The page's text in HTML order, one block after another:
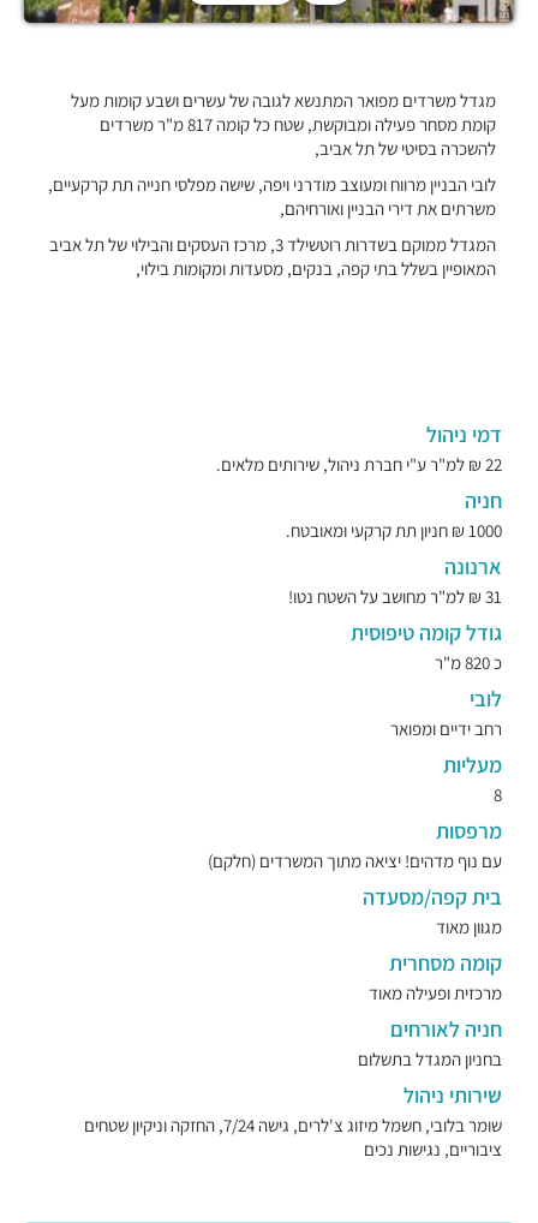
מגדל משרדים מפואר המתנשא לגובה של עשרים ושבע קומות מעל
קומת מסחר פעילה ומבוקשת, שטח כל קומה 817 מ"ר משרדים
להשכרה בסיטי של תל אביב,
לובי הבניין מרווח ומעוצב מודרני ויפה, שישה מפלסי חנייה תת קרקעיים,
משרתים את דירי הבניין ואורחיהם,
המגדל ממוקם בשדרות רוטשילד 3, מרכז העסקים והבילוי של תל אביב
המאופיין בשלל בתי קפה, בנקים, מסעדות ומקומות בילוי,
דמי ניהול
22 ₪ למ"ר ע"י חברת ניהול, שירותים מלאים.
חניה
1000 ₪ חניון תת קרקעי ומאובטח.
ארנונה
31 ₪ למ"ר מחושב על השטח נטו!
גודל קומה טיפוסית
כ 820 מ"ר
לובי
רחב ידיים ומפואר
מעליות
8
מרפסות
עם נוף מדהים! יציאה מתוך המשרדים (חלקם)
בית קפה/מסעדה
מגוון מאוד
קומה מסחרית
מרכזית ופעילה מאוד
חניה לאורחים
בחניון המגדל בתשלום
שירותי ניהול
שומר בלובי, חשמל מיזוג צ'לרים, גישה 7/24, החזקה וניקיון שטחים
ציבוריים, נגישות נכים